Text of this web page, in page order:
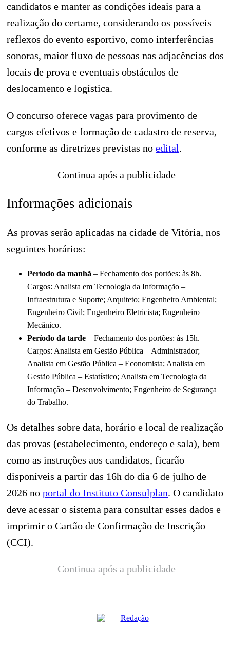
candidatos e manter as condições ideais para a
realização do certame, considerando os possíveis
reflexos do evento esportivo, como interferências
sonoras, maior fluxo de pessoas nas adjacências dos
locais de prova e eventuais obstáculos de
deslocamento e logística.
O concurso oferece vagas para provimento de
cargos efetivos e formação de cadastro de reserva,
conforme as diretrizes previstas no edital.
Continua após a publicidade
Informações adicionais
As provas serão aplicadas na cidade de Vitória, nos
seguintes horários:
Período da manhã – Fechamento dos portões: às 8h.
Cargos: Analista em Tecnologia da Informação –
Infraestrutura e Suporte; Arquiteto; Engenheiro Ambiental;
Engenheiro Civil; Engenheiro Eletricista; Engenheiro
Mecânico.
Período da tarde – Fechamento dos portões: às 15h.
Cargos: Analista em Gestão Pública – Administrador;
Analista em Gestão Pública – Economista; Analista em
Gestão Pública – Estatístico; Analista em Tecnologia da
Informação – Desenvolvimento; Engenheiro de Segurança
do Trabalho.
Os detalhes sobre data, horário e local de realização
das provas (estabelecimento, endereço e sala), bem
como as instruções aos candidatos, ficarão
disponíveis a partir das 16h do dia 6 de julho de
2026 no portal do Instituto Consulplan. O candidato
deve acessar o sistema para consultar esses dados e
imprimir o Cartão de Confirmação de Inscrição
(CCI).
Continua após a publicidade